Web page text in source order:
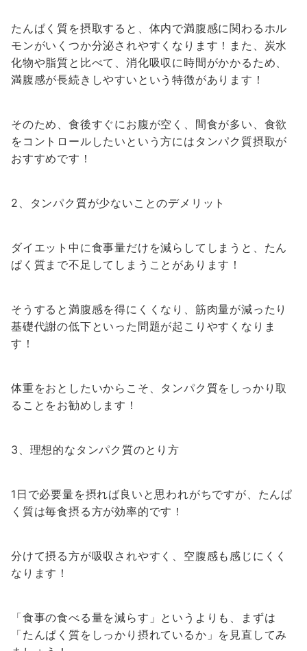
たんぱく質を摂取すると、体内で満腹感に関わるホル
モンがいくつか分泌されやすくなります！また、炭水
化物や脂質と比べて、消化吸収に時間がかかるため、
満腹感が長続きしやすいという特徴があります！
そのため、食後すぐにお腹が空く、間食が多い、食欲
をコントロールしたいという方にはタンパク質摂取が
おすすめです！
2、タンパク質が少ないことのデメリット
ダイエット中に食事量だけを減らしてしまうと、たん
ぱく質まで不足してしまうことがあります！
そうすると満腹感を得にくくなり、筋肉量が減ったり
基礎代謝の低下といった問題が起こりやすくなりま
す！
体重をおとしたいからこそ、タンパク質をしっかり取
ることをお勧めします！
3、理想的なタンパク質のとり方
1日で必要量を摂れば良いと思われがちですが、たんぱ
く質は毎食摂る方が効率的です！
分けて摂る方が吸収されやすく、空腹感も感じにくく
なります！
「食事の食べる量を減らす」というよりも、まずは
「たんぱく質をしっかり摂れているか」を見直してみ